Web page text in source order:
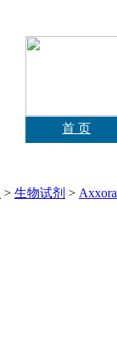
首 页
> 生物试剂 > Axxora